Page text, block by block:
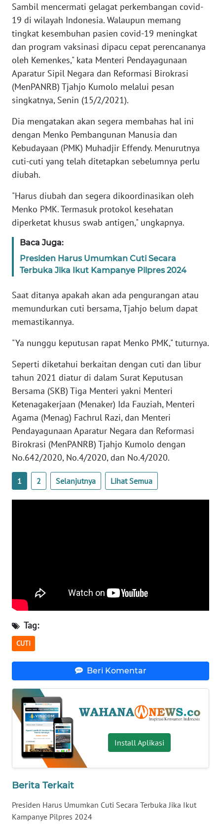
Sambil mencermati gelagat perkembangan covid-
19 di wilayah Indonesia. Walaupun memang
tingkat kesembuhan pasien covid-19 meningkat
dan program vaksinasi dipacu cepat perencananya
oleh Kemenkes," kata Menteri Pendayagunaan
Aparatur Sipil Negara dan Reformasi Birokrasi
(MenPANRB) Tjahjo Kumolo melalui pesan
singkatnya, Senin (15/2/2021).
Dia mengatakan akan segera membahas hal ini
dengan Menko Pembangunan Manusia dan
Kebudayaan (PMK) Muhadjir Effendy. Menurutnya
cuti-cuti yang telah ditetapkan sebelumnya perlu
diubah.
"Harus diubah dan segera dikoordinasikan oleh
Menko PMK. Termasuk protokol kesehatan
diperketat khusus swab antigen," ungkapnya.
Baca Juga:
Presiden Harus Umumkan Cuti Secara
Terbuka Jika Ikut Kampanye Pilpres 2024
Saat ditanya apakah akan ada pengurangan atau
memundurkan cuti bersama, Tjahjo belum dapat
memastikannya.
"Ya nunggu keputusan rapat Menko PMK," tuturnya.
Seperti diketahui berkaitan dengan cuti dan libur
tahun 2021 diatur di dalam Surat Keputusan
Bersama (SKB) Tiga Menteri yakni Menteri
Ketenagakerjaan (Menaker) Ida Fauziah, Menteri
Agama (Menag) Fachrul Razi, dan Menteri
Pendayagunaan Aparatur Negara dan Reformasi
Birokrasi (MenPANRB) Tjahjo Kumolo dengan
No.642/2020, No.4/2020, dan No.4/2020.
1 2 Selanjutnya Lihat Semua
Tag:
CUTI
Beri Komentar
Install Aplikasi
Berita Terkait
Presiden Harus Umumkan Cuti Secara Terbuka Jika Ikut
Kampanye Pilpres 2024
KAMI
INFO
IKLAN
TENTANG
KAMI
MEDIA
SIBER
REDAKSI
DISCLAIMER
Wahana
Regional
SUMUT
JAKARTA
JABAR
WN
BANTEN
WN
NTT
WN
KEPRI
WN
SERAMBI
SULTRA
WN
NTB
WN